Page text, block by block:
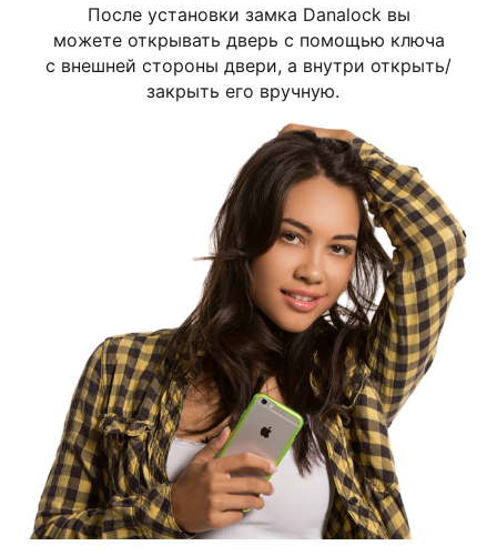
После установки замка Danalock вы
можете открывать дверь с помощью ключа
c внешней стороны двери, а внутри открыть/
закрыть его вручную.